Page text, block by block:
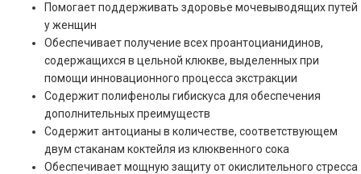
Помогает поддерживать здоровье мочевыводящих путей
у женщин
Обеспечивает получение всех проантоцианидинов,
содержащихся в цельной клюкве, выделенных при
помощи инновационного процесса экстракции
Содержит полифенолы гибискуса для обеспечения
дополнительных преимуществ
Содержит антоцианы в количестве, соответствующем
двум стаканам коктейля из клюквенного сока
Обеспечивает мощную защиту от окислительного стресса